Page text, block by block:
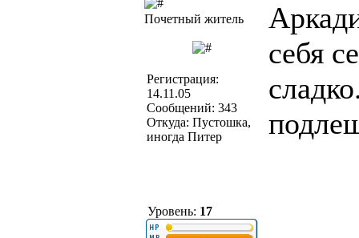
Почетный житель
Регистрация:
14.11.05
Сообщений: 343
Откуда: Пустошка,
иногда Питер
Уровень: 17
себя